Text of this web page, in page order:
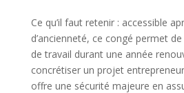
Ce qu’il faut retenir : accessible
d’ancienneté, ce congé permet
de travail durant une année
concrétiser un projet
offre une sécurité majeure en